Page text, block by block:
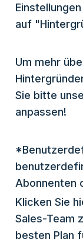
auf
Um mehr
Sie bitte
anpassen!
Abonnenten
Klicken Sie
Sales-Team
besten Plan